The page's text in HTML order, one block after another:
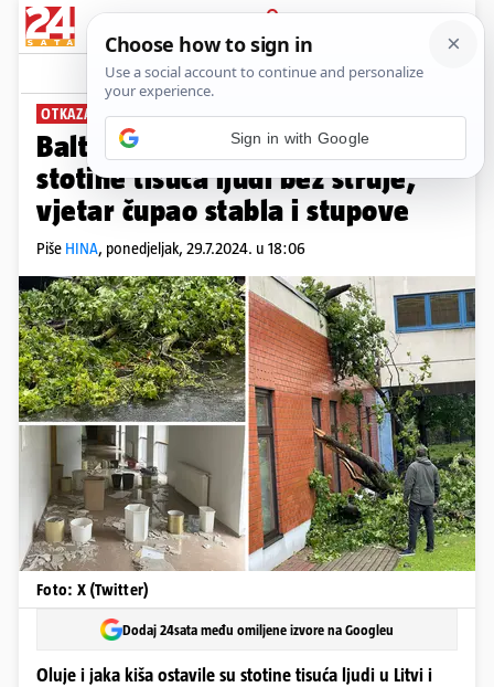
PRIJAVA
News Komentari
OTKAZANI LETOVI
Baltičke snažne oluje ostavile
stotine tisuća ljudi bez struje,
vjetar čupao stabla i stupove
Piše HINA, ponedjeljak, 29.7.2024. u 18:06
Foto: X (Twitter)
Dodaj 24sata među omiljene izvore na Googleu
Oluje i jaka kiša ostavile su stotine tisuća ljudi u Litvi i